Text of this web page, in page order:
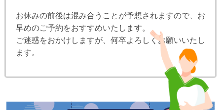
お休みの前後は混み合うことが予想されますので、お
早めのご予約をおすすめいたします。
ご迷惑をおかけしますが、何卒よろしくお願いいたし
ます。